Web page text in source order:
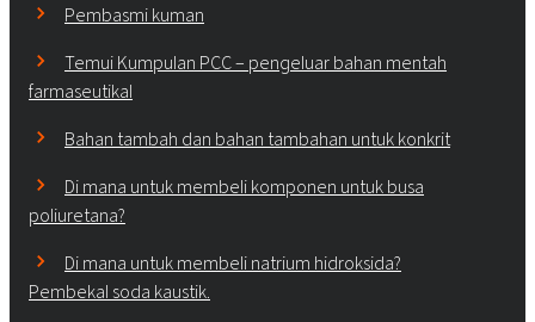
Pembasmi kuman
Temui Kumpulan PCC – pengeluar bahan mentah
farmaseutikal
Bahan tambah dan bahan tambahan untuk konkrit
Di mana untuk membeli komponen untuk busa
poliuretana?
Di mana untuk membeli natrium hidroksida?
Pembekal soda kaustik.